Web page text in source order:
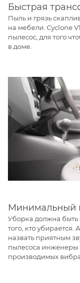
Быстрая
Пыль и грязь
на мебели. Cyclone
пылесос, для того
в доме.
Минимальный
Уборка должна быть
того, кто
назвать приятным
пылесоса инженеры
производимых